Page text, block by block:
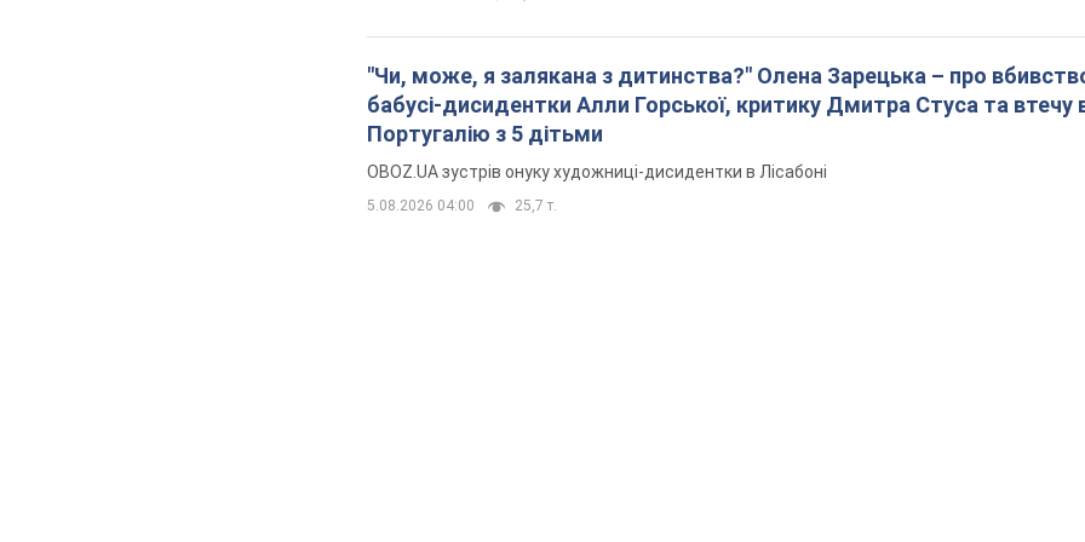
"Чи, може, я залякана з дитинства?" Олена Зарецька – про
бабусі-дисидентки Алли Горської, критику Дмитра Стуса та втечу
Португалію з 5 дітьми
OBOZ.UA зустрів онуку художниці-дисидентки в Лісабоні
5.08.2026 04:00 25,7 т.